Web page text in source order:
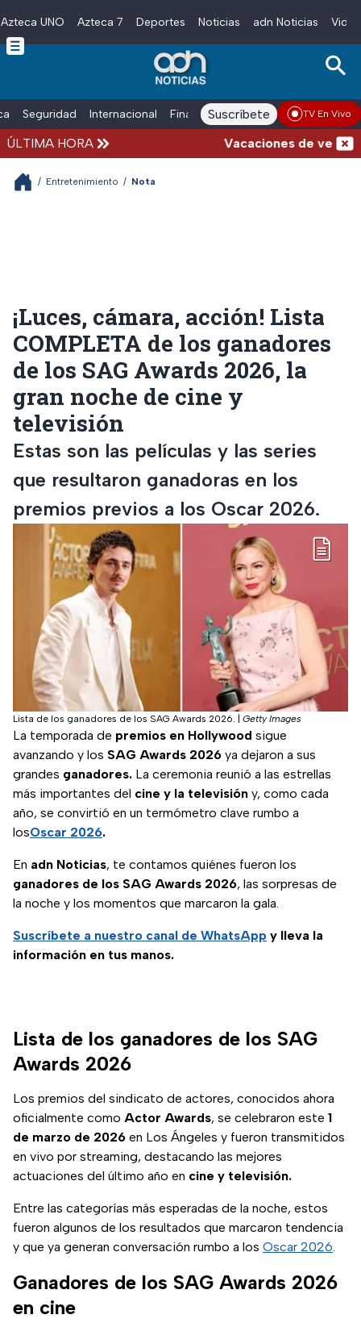
Skip to main content
Azteca UNO Azteca 7 Deportes Noticias adn Noticias
Seguridad Internacional Finanzas adn Noticias Radio
Suscríbete TV En Vivo
ÚLTIMA HORA Vacaciones de verano
/ Entretenimiento / Nota
¡Luces, cámara, acción! Lista
COMPLETA de los ganadores
de los SAG Awards 2026, la
gran noche de cine y
televisión
Estas son las películas y las series
que resultaron ganadoras en los
premios previos a los Oscar 2026.
Lista de los ganadores de los SAG Awards 2026. Getty Images
La temporada de premios en Hollywood sigue
avanzando y los SAG Awards 2026 ya dejaron a sus
grandes ganadores. La ceremonia reunió a las estrellas
más importantes del cine y la televisión y, como cada
año, se convirtió en un termómetro clave rumbo a
losOscar 2026.
En adn Noticias, te contamos quiénes fueron los
ganadores de los SAG Awards 2026, las sorpresas de
la noche y los momentos que marcaron la gala.
Suscríbete a nuestro canal de WhatsApp y lleva la
información en tus manos.
Lista de los ganadores de los SAG
Awards 2026
Los premios del sindicato de actores, conocidos ahora
oficialmente como Actor Awards, se celebraron este 1
de marzo de 2026 en Los Ángeles y fueron transmitidos
en vivo por streaming, destacando las mejores
actuaciones del último año en cine y televisión.
Entre las categorías más esperadas de la noche, estos
fueron algunos de los resultados que marcaron tendencia
y que ya generan conversación rumbo a los Oscar 2026.
Ganadores de los SAG Awards 2026
en cine